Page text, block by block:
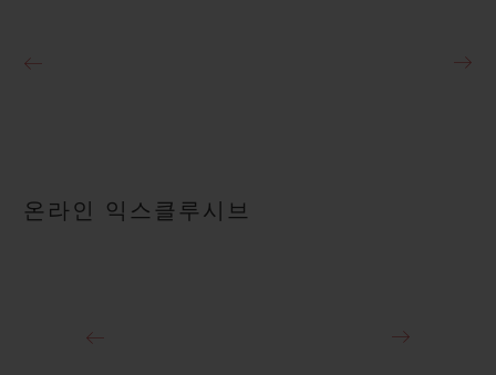
온라인 익스클루시브